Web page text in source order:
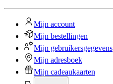
Mijn account
Mijn bestellingen
Mijn gebruikersgegevens
Mijn adresboek
Mijn cadeaukaarten